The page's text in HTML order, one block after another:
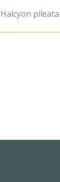
Halcyon pileata